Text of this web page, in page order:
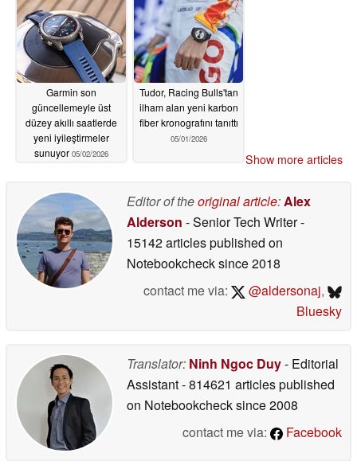
Garmin son
güncellemeyle üst
düzey akıllı saatlerde
yeni iyileştirmeler
sunuyor 05/02/2026
Tudor, Racing Bulls'tan
ilham alan yeni karbon
fiber kronografını tanıttı
05/01/2026
Show more articles
Editor of theoriginal article:Alex
Alderson - Senior Tech Writer-
15142 articles published on
Notebookchecksince 2018
contact me via:
@aldersonaj,
Bluesky
Translator: Ninh Ngoc Duy- Editorial
Assistant- 814621 articles published
on Notebookchecksince 2008
contact me via:
Facebook